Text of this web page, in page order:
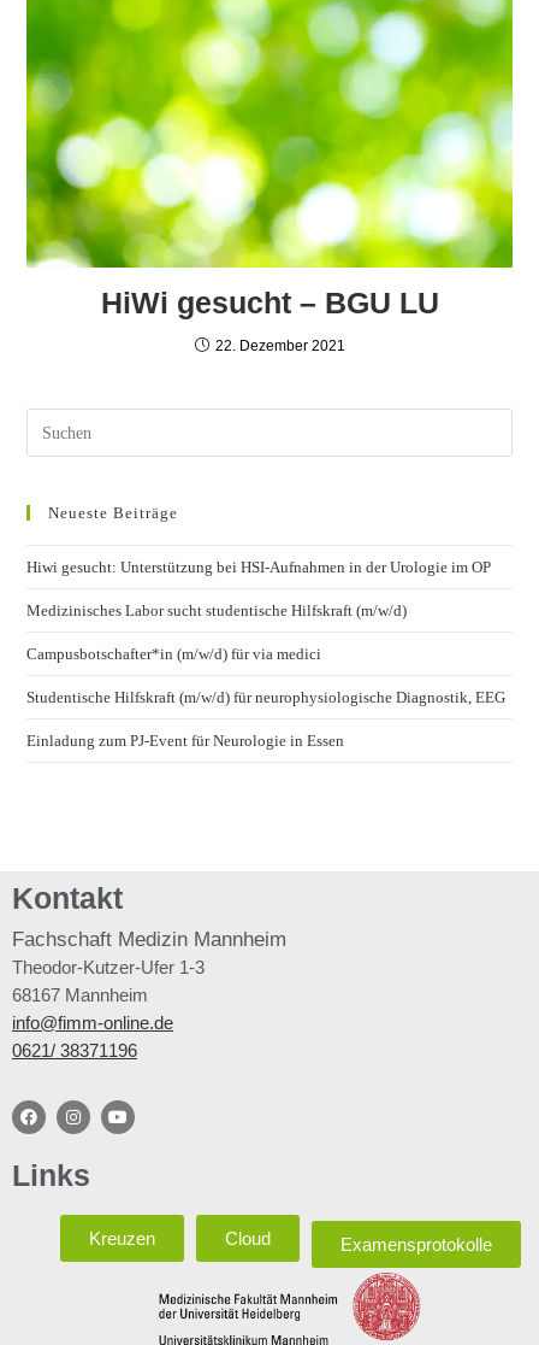
HiWi gesucht – BGU LU
22. Dezember 2021
Neueste Beiträge
Hiwi gesucht: Unterstützung bei HSI-Aufnahmen in der Urologie im OP
Medizinisches Labor sucht studentische Hilfskraft (m/w/d)
Campusbotschafter*in (m/w/d) für via medici
Studentische Hilfskraft (m/w/d) für neurophysiologische Diagnostik, EEG
Einladung zum PJ-Event für Neurologie in Essen
Kontakt
Fachschaft Medizin Mannheim
Theodor-Kutzer-Ufer 1-3
68167 Mannheim
info@fimm-online.de
0621/ 38371196
Links
Kreuzen Cloud Examensprotokolle